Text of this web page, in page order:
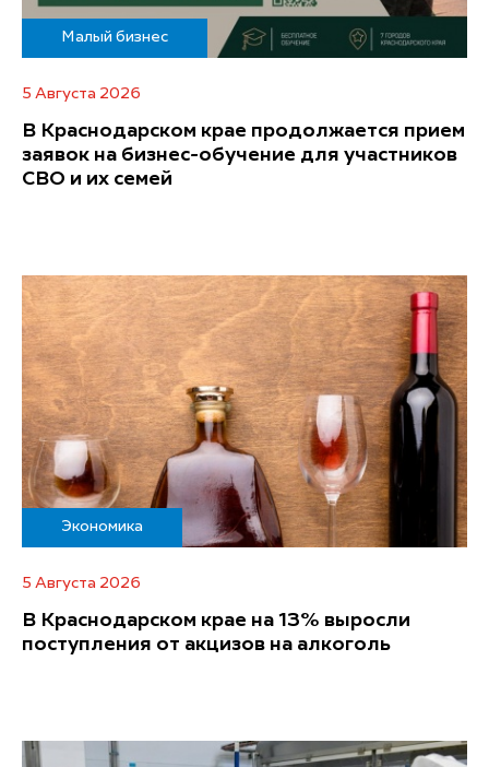
Малый бизнес
5 Августа 2026
В Краснодарском крае продолжается прием
заявок на бизнес-обучение для участников
СВО и их семей
Экономика
5 Августа 2026
В Краснодарском крае на 13% выросли
поступления от акцизов на алкоголь